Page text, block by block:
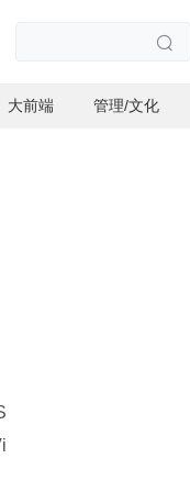

大前端 管理/文化